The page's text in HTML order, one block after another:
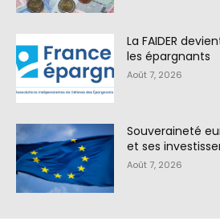
La FAIDER
les épargnants
Août 7, 2026
Souveraineté
et ses
Août 7, 2026